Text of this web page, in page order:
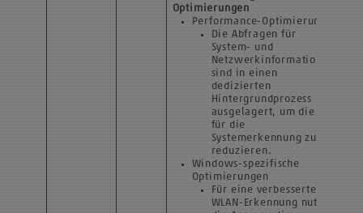
Optimierungen
Performance-Optimierung
Die Abfragen für
System- und
Netzwerkinformationen
sind in einen
dedizierten
Hintergrundprozess
ausgelagert, um die Zeit
für die
Systemerkennung zu
reduzieren.
Windows-spezifische
Optimierungen
Für eine verbesserte
WLAN-Erkennung nutzt